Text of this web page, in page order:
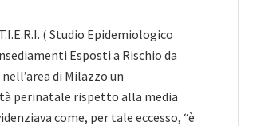
( Studio Epidemiologico
Esposti a Rischio da
di Milazzo un
perinatale rispetto alla media
come, per tale eccesso, “è